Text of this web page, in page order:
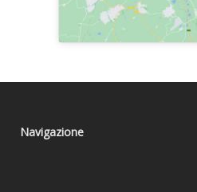
Navigazione